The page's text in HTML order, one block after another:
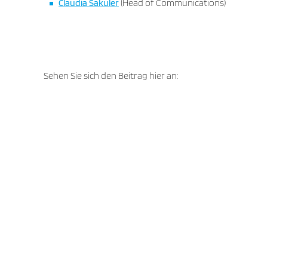
Claudia Sakuler (Head of Communications)
Sehen Sie sich den Beitrag hier an: